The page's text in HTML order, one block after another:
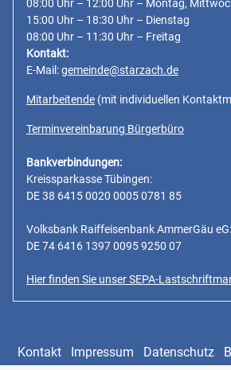
08:00 Uhr – 12:00 Uhr – Montag,
15:00 Uhr – 18:30 Uhr – Dienstag
08:00 Uhr – 11:30 Uhr – Freitag
Kontakt:
E-Mail:gemeinde@starzach.de
Mitarbeitende (mit individuellen
Terminvereinbarung Bürgerbüro
Bankverbindungen:
Kreissparkasse Tübingen:
DE 38 6415 0020 0005 0781 85
Volksbank Raiffeisenbank AmmerGäu eG:
DE 74 6416 1397 0095 9250 07
Hier finden Sie unser SEPA-
Kontakt Impressum Datenschutz